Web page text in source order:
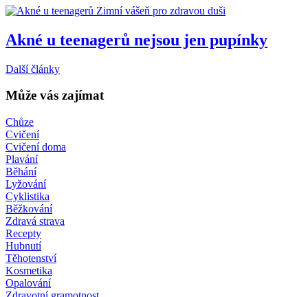
Zimní vášeň pro zdravou duši
Akné u teenagerů nejsou jen pupínky
Další články
Může vás zajímat
Chůze
Cvičení
Cvičení doma
Plavání
Běhání
Lyžování
Cyklistika
Běžkování
Zdravá strava
Recepty
Hubnutí
Těhotenství
Kosmetika
Opalování